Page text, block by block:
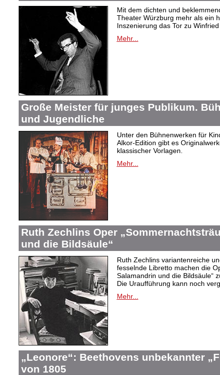
Mit dem dichten und
Theater Würzburg mehr als ein
Inszenierung das Tor zu
Mehr...
Große Meister für junges Publikum.
und Jugendliche
Unter den Bühnenwerken für
Alkor-Edition gibt es
klassischer Vorlagen.
Mehr...
Ruth Zechlins Oper
und die Bildsäule“
Ruth Zechlins variantenreiche
fesselnde Libretto machen die
Salamandrin und die Bildsäule“
Die Uraufführung kann noch
Mehr...
„Leonore“: Beethovens unbekannter
von 1805